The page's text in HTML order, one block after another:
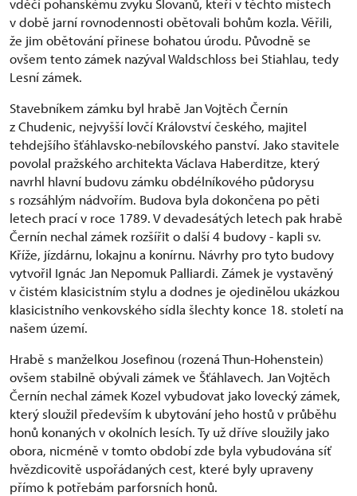
vděčí pohanskému zvyku Slovanů, kteří v těchto místech
v době jarní rovnodennosti obětovali bohům kozla. Věřili,
že jim obětování přinese bohatou úrodu. Původně se
ovšem tento zámek nazýval Waldschloss bei Stiahlau, tedy
Lesní zámek.
Stavebníkem zámku byl hrabě Jan Vojtěch Černín
z Chudenic, nejvyšší lovčí Království českého, majitel
tehdejšího šťáhlavsko-nebílovského panství. Jako stavitele
povolal pražského architekta Václava Haberditze, který
navrhl hlavní budovu zámku obdélníkového půdorysu
s rozsáhlým nádvořím. Budova byla dokončena po pěti
letech prací v roce 1789. V devadesátých letech pak hrabě
Černín nechal zámek rozšířit o další 4 budovy - kapli sv.
Kříže, jízdárnu, lokajnu a konírnu. Návrhy pro tyto budovy
vytvořil Ignác Jan Nepomuk Palliardi. Zámek je vystavěný
v čistém klasicistním stylu a dodnes je ojedinělou ukázkou
klasicistního venkovského sídla šlechty konce 18. století na
našem území.
Hrabě s manželkou Josefinou (rozená Thun-Hohenstein)
ovšem stabilně obývali zámek ve Šťáhlavech. Jan Vojtěch
Černín nechal zámek Kozel vybudovat jako lovecký zámek,
který sloužil především k ubytování jeho hostů v průběhu
honů konaných v okolních lesích. Ty už dříve sloužily jako
obora, nicméně v tomto období zde byla vybudována síť
hvězdicovitě uspořádaných cest, které byly upraveny
přímo k potřebám parforsních honů.